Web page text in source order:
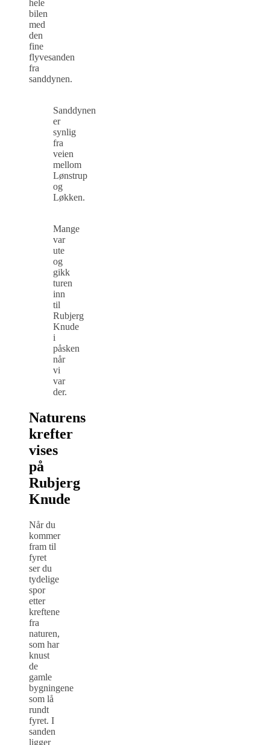
hele
bilen
med
den
fine
flyvesanden
fra
sanddynen.
Sanddynen
er
synlig
fra
veien
mellom
Lønstrup
og
Løkken.
Mange
var
ute
og
gikk
turen
inn
til
Rubjerg
Knude
i
påsken
når
vi
var
der.
Naturens
krefter
vises
på
Rubjerg
Knude
Når du
kommer
fram til
fyret
ser du
tydelige
spor
etter
kreftene
fra
naturen,
som har
knust
de
gamle
bygningene
som lå
rundt
fyret. I
sanden
ligger